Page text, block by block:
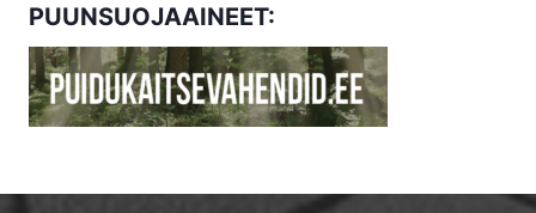
PUUNSUOJAAINEET: